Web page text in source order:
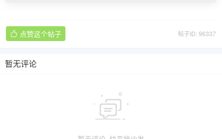
帖子ID: 96337
 点赞这个帖子
暂无评论
